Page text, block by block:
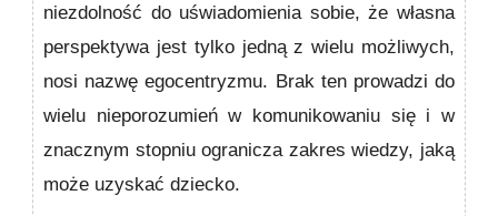
niezdolność do uświa­domienia sobie, że własna
perspektywa jest tylko jedną z wielu możliwych,
nosi nazwę egocentryzmu. Brak ten prowadzi do
wielu nieporozumień w komunikowaniu się i w
znacznym stopniu ogranicza zakres wiedzy, jaką
może uzyskać dziecko.